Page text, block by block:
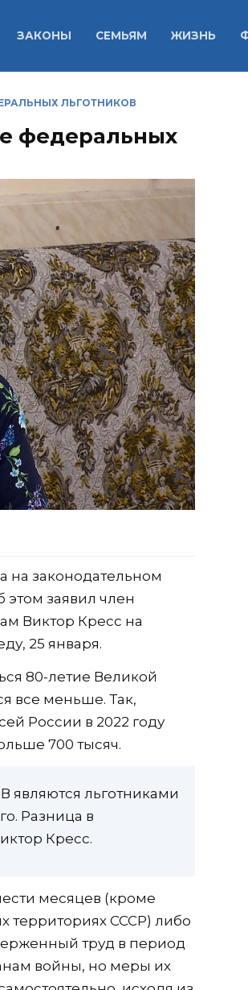
ЗАКОНЫ СЕМЬЯМ ЖИЗНЬ
ЛЬГОТНИКОВ
федеральных
на законодательном
этом заявил член
Виктор Кресс на
25 января.
80-летие Великой
все меньше. Так,
России в 2022 году
700 тысяч.
являются льготниками
Разница в
Кресс.
месяцев (кроме
территориях СССР) либо
труд в период
войны, но меры их